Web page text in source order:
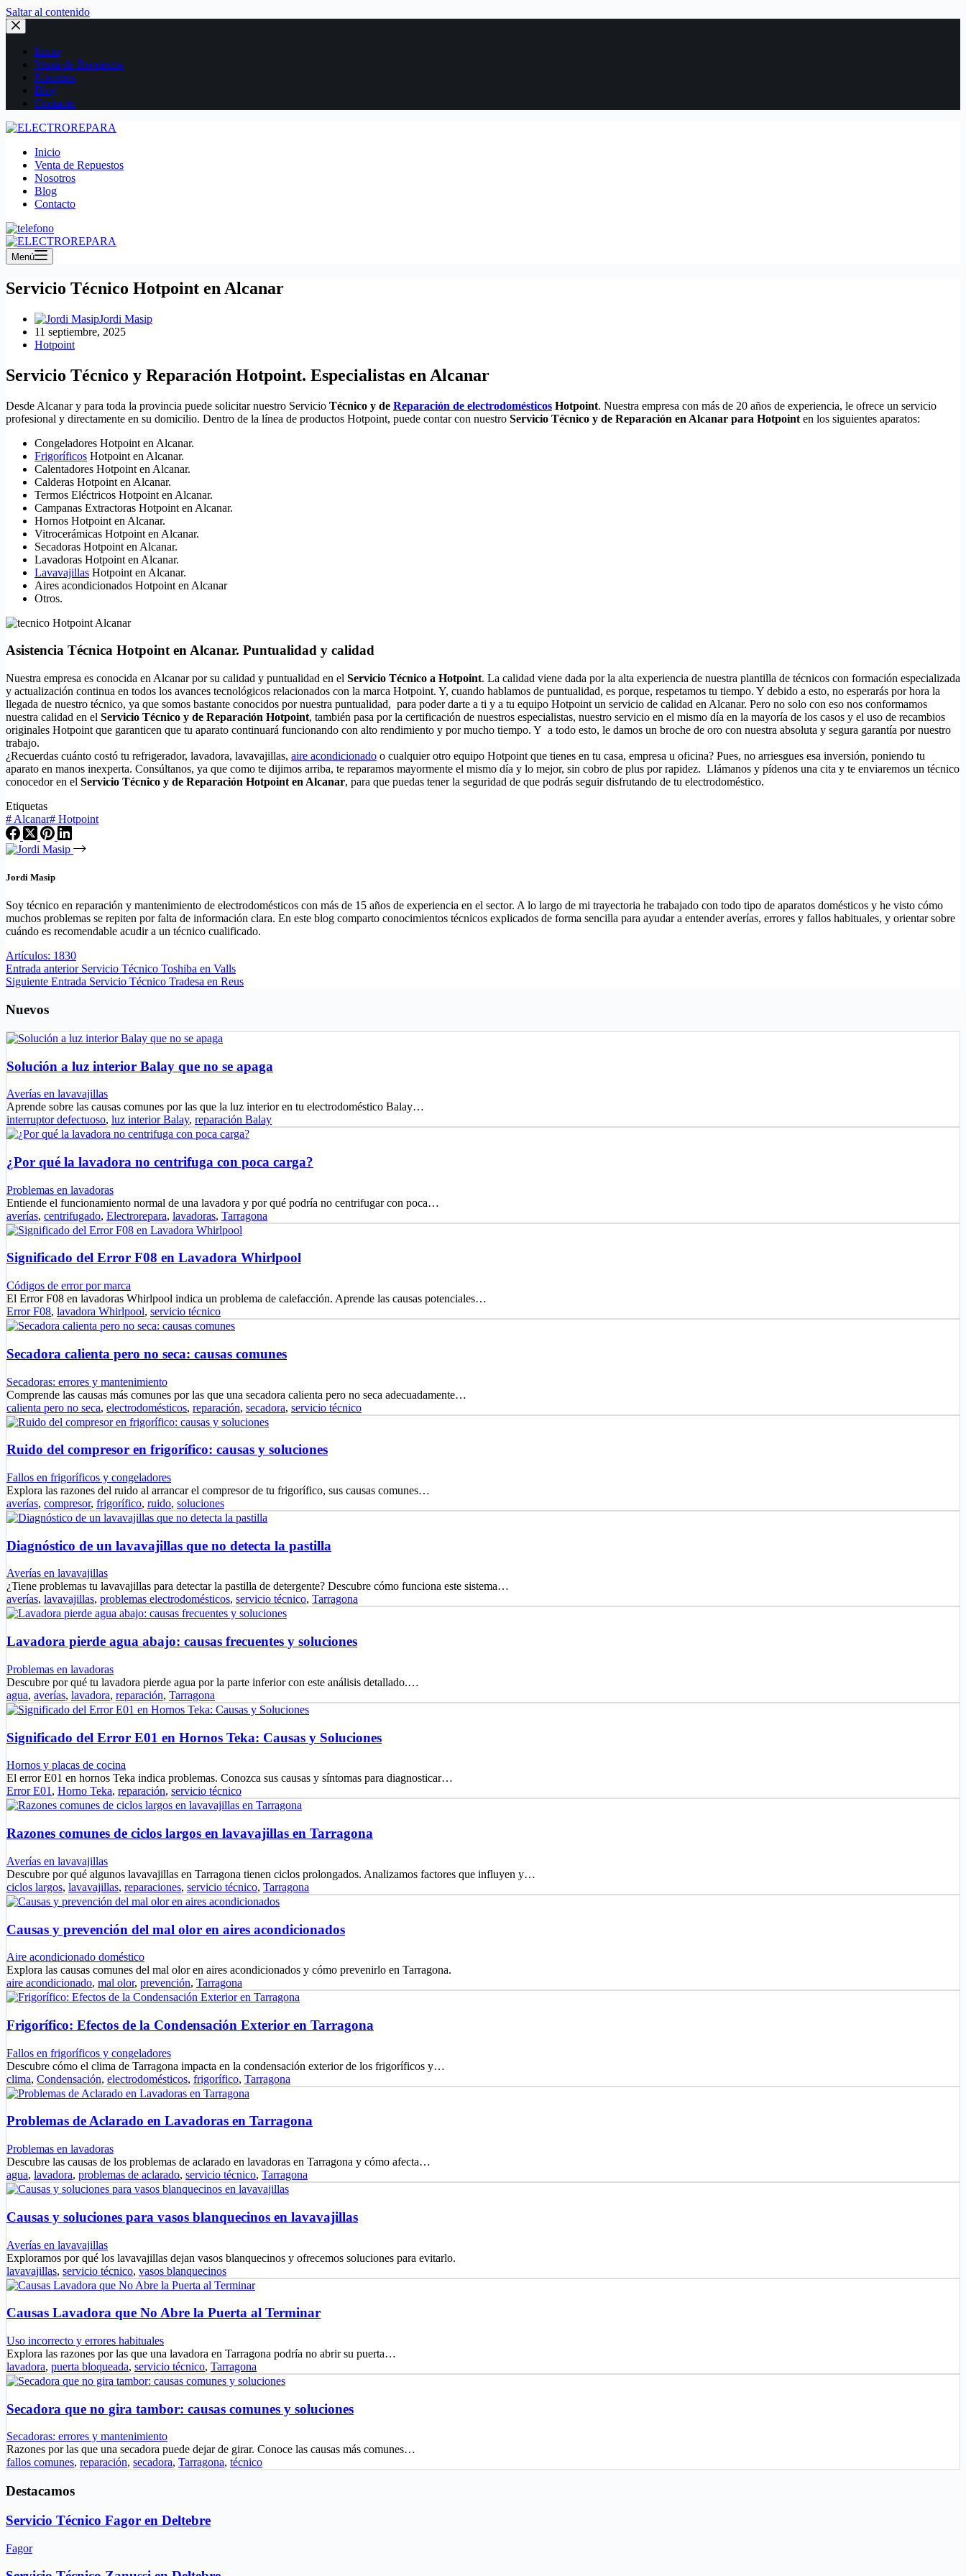
Saltar al contenido
Inicio
Venta de Repuestos
Nosotros
Blog
Contacto
Inicio
Venta de Repuestos
Nosotros
Blog
Contacto
Menú
Servicio Técnico Hotpoint en Alcanar
Jordi Masip
11 septiembre, 2025
Hotpoint
Servicio Técnico y Reparación Hotpoint. Especialistas en Alcanar
Desde Alcanar y para toda la provincia puede solicitar nuestro Servicio Técnico y de Reparación de electrodomésticos Hotpoint. Nuestra empresa con más de 20 años de experiencia, le ofrece un servicio
profesional y directamente en su domicilio. Dentro de la línea de productos Hotpoint, puede contar con nuestro Servicio Técnico y de Reparación en Alcanar para Hotpoint en los siguientes aparatos:
Congeladores Hotpoint en Alcanar.
Frigoríficos Hotpoint en Alcanar.
Calentadores Hotpoint en Alcanar.
Calderas Hotpoint en Alcanar.
Termos Eléctricos Hotpoint en Alcanar.
Campanas Extractoras Hotpoint en Alcanar.
Hornos Hotpoint en Alcanar.
Vitrocerámicas Hotpoint en Alcanar.
Secadoras Hotpoint en Alcanar.
Lavadoras Hotpoint en Alcanar.
Lavavajillas Hotpoint en Alcanar.
Aires acondicionados Hotpoint en Alcanar
Otros.
Asistencia Técnica Hotpoint en Alcanar. Puntualidad y calidad
Nuestra empresa es conocida en Alcanar por su calidad y puntualidad en el Servicio Técnico a Hotpoint. La calidad viene dada por la alta experiencia de nuestra plantilla de técnicos con formación especializada
y actualización continua en todos los avances tecnológicos relacionados con la marca Hotpoint. Y, cuando hablamos de puntualidad, es porque, respetamos tu tiempo. Y debido a esto, no esperarás por hora la
llegada de nuestro técnico, ya que somos bastante conocidos por nuestra puntualidad, para poder darte a ti y a tu equipo Hotpoint un servicio de calidad en Alcanar. Pero no solo con eso nos conformamos
nuestra calidad en el Servicio Técnico y de Reparación Hotpoint, también pasa por la certificación de nuestros especialistas, nuestro servicio en el mismo día en la mayoría de los casos y el uso de recambios
originales Hotpoint que garanticen que tu aparato continuará funcionando con alto rendimiento y por mucho tiempo. Y a todo esto, le damos un broche de oro con nuestra absoluta y segura garantía por nuestro
trabajo.
¿Recuerdas cuánto costó tu refrigerador, lavadora, lavavajillas, aire acondicionado o cualquier otro equipo Hotpoint que tienes en tu casa, empresa u oficina? Pues, no arriesgues esa inversión, poniendo tu
aparato en manos inexperta. Consúltanos, ya que como te dijimos arriba, te reparamos mayormente el mismo día y lo mejor, sin cobro de plus por rapidez. Llámanos y pídenos una cita y te enviaremos un técnico
conocedor en el Servicio Técnico y de Reparación Hotpoint en Alcanar, para que puedas tener la seguridad de que podrás seguir disfrutando de tu electrodoméstico.
Etiquetas
# Alcanar# Hotpoint
Jordi Masip
Soy técnico en reparación y mantenimiento de electrodomésticos con más de 15 años de experiencia en el sector. A lo largo de mi trayectoria he trabajado con todo tipo de aparatos domésticos y he visto cómo
muchos problemas se repiten por falta de información clara. En este blog comparto conocimientos técnicos explicados de forma sencilla para ayudar a entender averías, errores y fallos habituales, y orientar sobre
cuándo es recomendable acudir a un técnico cualificado.
Artículos: 1830
Entrada anterior Servicio Técnico Toshiba en Valls
Siguiente Entrada Servicio Técnico Tradesa en Reus
Nuevos
Solución a luz interior Balay que no se apaga
Averías en lavavajillas
Aprende sobre las causas comunes por las que la luz interior en tu electrodoméstico Balay…
interruptor defectuoso, luz interior Balay, reparación Balay
¿Por qué la lavadora no centrifuga con poca carga?
Problemas en lavadoras
Entiende el funcionamiento normal de una lavadora y por qué podría no centrifugar con poca…
averías, centrifugado, Electrorepara, lavadoras, Tarragona
Significado del Error F08 en Lavadora Whirlpool
Códigos de error por marca
El Error F08 en lavadoras Whirlpool indica un problema de calefacción. Aprende las causas potenciales…
Error F08, lavadora Whirlpool, servicio técnico
Secadora calienta pero no seca: causas comunes
Secadoras: errores y mantenimiento
Comprende las causas más comunes por las que una secadora calienta pero no seca adecuadamente…
calienta pero no seca, electrodomésticos, reparación, secadora, servicio técnico
Ruido del compresor en frigorífico: causas y soluciones
Fallos en frigoríficos y congeladores
Explora las razones del ruido al arrancar el compresor de tu frigorífico, sus causas comunes…
averías, compresor, frigorífico, ruido, soluciones
Diagnóstico de un lavavajillas que no detecta la pastilla
Averías en lavavajillas
¿Tiene problemas tu lavavajillas para detectar la pastilla de detergente? Descubre cómo funciona este sistema…
averías, lavavajillas, problemas electrodomésticos, servicio técnico, Tarragona
Lavadora pierde agua abajo: causas frecuentes y soluciones
Problemas en lavadoras
Descubre por qué tu lavadora pierde agua por la parte inferior con este análisis detallado.…
agua, averías, lavadora, reparación, Tarragona
Significado del Error E01 en Hornos Teka: Causas y Soluciones
Hornos y placas de cocina
El error E01 en hornos Teka indica problemas. Conozca sus causas y síntomas para diagnosticar…
Error E01 , Horno Teka, reparación, servicio técnico
Razones comunes de ciclos largos en lavavajillas en Tarragona
Averías en lavavajillas
Descubre por qué algunos lavavajillas en Tarragona tienen ciclos prolongados. Analizamos factores que influyen y…
ciclos largos, lavavajillas, reparaciones, servicio técnico, Tarragona
Causas y prevención del mal olor en aires acondicionados
Aire acondicionado doméstico
Explora las causas comunes del mal olor en aires acondicionados y cómo prevenirlo en Tarragona.
aire acondicionado, mal olor, prevención, Tarragona
Frigorífico: Efectos de la Condensación Exterior en Tarragona
Fallos en frigoríficos y congeladores
Descubre cómo el clima de Tarragona impacta en la condensación exterior de los frigoríficos y…
clima, Condensación, electrodomésticos, frigorífico, Tarragona
Problemas de Aclarado en Lavadoras en Tarragona
Problemas en lavadoras
Descubre las causas de los problemas de aclarado en lavadoras en Tarragona y cómo afecta…
agua, lavadora, problemas de aclarado, servicio técnico, Tarragona
Causas y soluciones para vasos blanquecinos en lavavajillas
Averías en lavavajillas
Exploramos por qué los lavavajillas dejan vasos blanquecinos y ofrecemos soluciones para evitarlo.
lavavajillas, servicio técnico, vasos blanquecinos
Causas Lavadora que No Abre la Puerta al Terminar
Uso incorrecto y errores habituales
Explora las razones por las que una lavadora en Tarragona podría no abrir su puerta…
lavadora, puerta bloqueada, servicio técnico, Tarragona
Secadora que no gira tambor: causas comunes y soluciones
Secadoras: errores y mantenimiento
Razones por las que una secadora puede dejar de girar. Conoce las causas más comunes…
fallos comunes, reparación, secadora, Tarragona, técnico
Destacamos
Servicio Técnico Fagor en Deltebre
Fagor